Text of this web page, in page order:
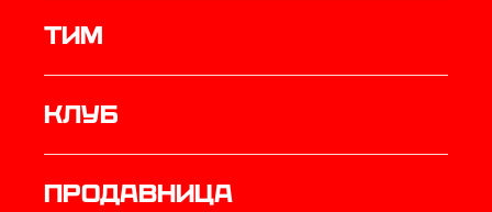
ТИМ
Клуб
продавница